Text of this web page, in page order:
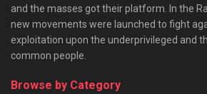
and the masses got their platform. In the
new movements were launched to fight
exploitation upon the underprivileged and
common people.
Browse by Category